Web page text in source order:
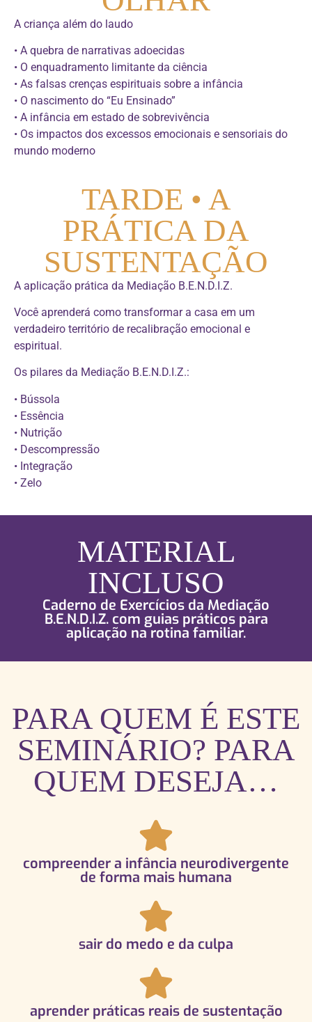
A criança além do laudo
• A quebra de narrativas adoecidas
• O enquadramento limitante da ciência
• As falsas crenças espirituais sobre a infância
• O nascimento do “Eu Ensinado”
• A infância em estado de sobrevivência
• Os impactos dos excessos emocionais e sensoriais do
mundo moderno
TARDE • A
PRÁTICA DA
SUSTENTAÇÃO
A aplicação prática da Mediação B.E.N.D.I.Z.
Você aprenderá como transformar a casa em um
verdadeiro território de recalibração emocional e
espiritual.
Os pilares da Mediação B.E.N.D.I.Z.:
• Bússola
• Essência
• Nutrição
• Descompressão
• Integração
• Zelo
MATERIAL
INCLUSO
Caderno de Exercícios da Mediação
B.E.N.D.I.Z. com guias práticos para
aplicação na rotina familiar.
PARA QUEM É ESTE
SEMINÁRIO? PARA
QUEM DESEJA…
compreender a infância neurodivergente
de forma mais humana
sair do medo e da culpa
aprender práticas reais de sustentação